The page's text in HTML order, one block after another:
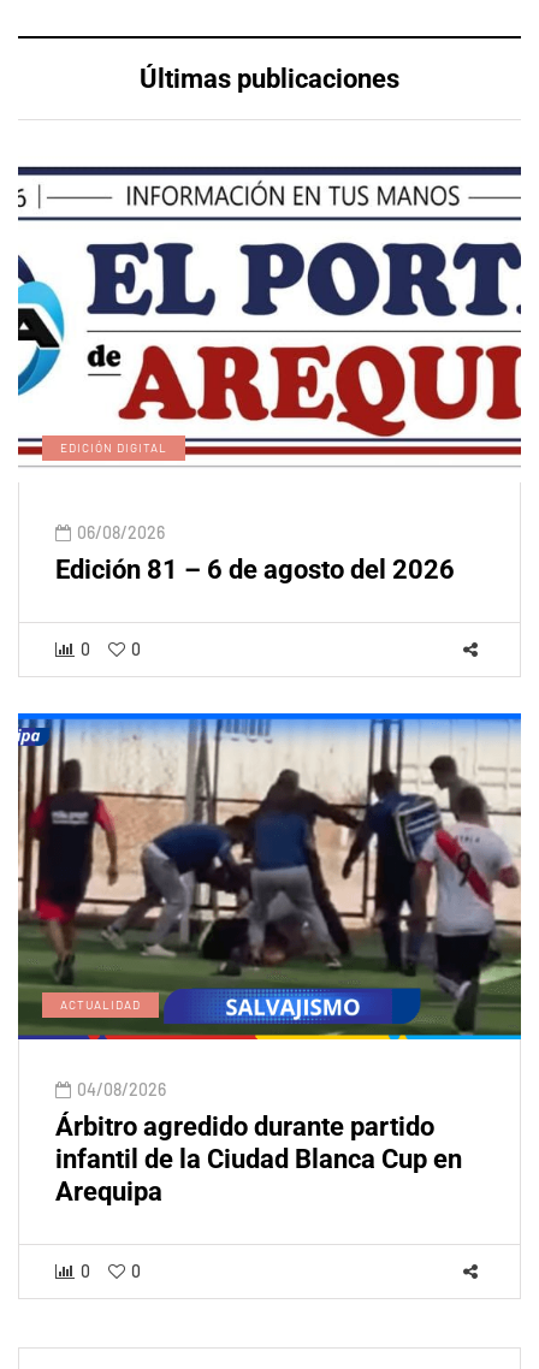
Últimas publicaciones
EDICIÓN DIGITAL
06/08/2026
Edición 81 – 6 de agosto del 2026
0 0
ACTUALIDAD
04/08/2026
Árbitro agredido durante partido
infantil de la Ciudad Blanca Cup en
Arequipa
0 0